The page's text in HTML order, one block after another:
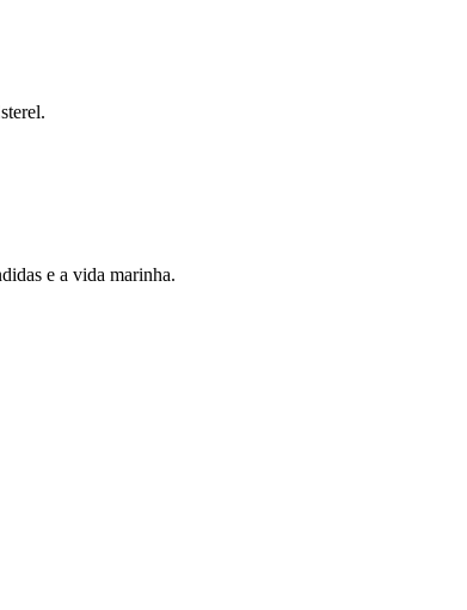
e a vida marinha.